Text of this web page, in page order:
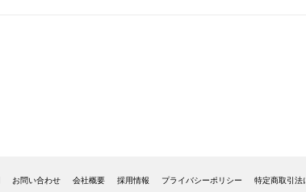
お問い合わせ 会社概要 採用情報 プライバシーポリシー 特定商取引法